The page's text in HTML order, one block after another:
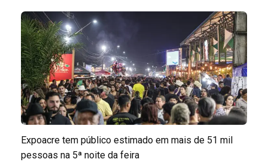
Expoacre tem público estimado em mais de 51 mil
pessoas na 5ª noite da feira